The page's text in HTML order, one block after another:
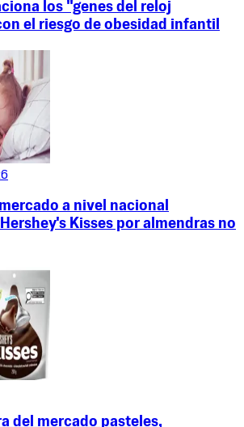
los "genes del reloj
el riesgo de obesidad infantil
a nivel nacional
Kisses por almendras no
del mercado pasteles,